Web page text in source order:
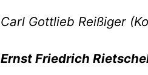
Carl Gottlieb Reißiger
Ernst Friedrich